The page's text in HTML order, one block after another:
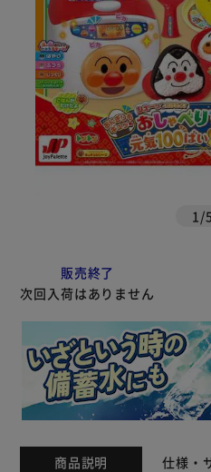
1 /5
販売終了
次回入荷はありません
商品説明 仕様・